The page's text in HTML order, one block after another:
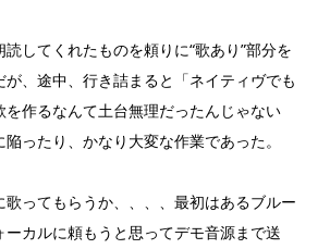
してくれたものを頼りに“歌あり”部分を
、途中、行き詰まると「ネイティヴでも
を作るなんて土台無理だったんじゃない
ったり、かなり大変な作業であった。
歌ってもらうか、、、、最初はあるブルー
ーカルに頼もうと思ってデモ音源まで送